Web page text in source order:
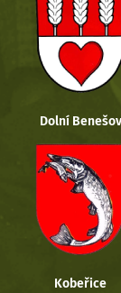
Dolní Benešov
Kobeřice